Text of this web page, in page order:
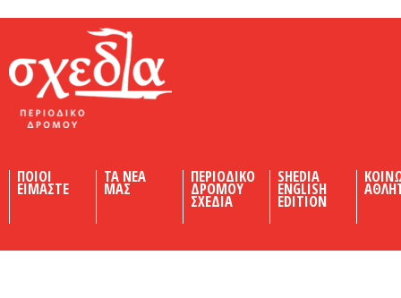
ΠΟΙΟΙ
ΕΙΜΑΣΤΕ
ΤΑ ΝΕΑ
ΜΑΣ
ΠΕΡΙΟΔΙΚΟ
ΔΡΟΜΟΥ
ΣΧΕΔΙΑ
SHEDIA
ENGLISH
EDITION